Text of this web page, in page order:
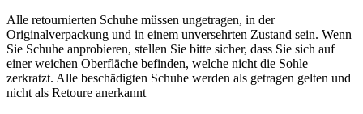
Alle retournierten Schuhe müssen ungetragen, in der
Originalverpackung und in einem unversehrten Zustand sein. Wenn
Sie Schuhe anprobieren, stellen Sie bitte sicher, dass Sie sich auf
einer weichen Oberfläche befinden, welche nicht die Sohle
zerkratzt. Alle beschädigten Schuhe werden als getragen gelten und
nicht als Retoure anerkannt